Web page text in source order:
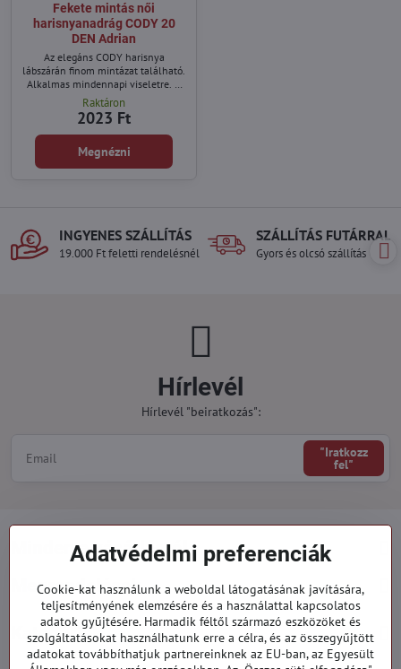
Fekete mintás női
harisnyanadrág CODY 20
DEN Adrian
Az elegáns CODY harisnya
lábszárán finom mintázat található.
Alkalmas mindennapi viseletre. A
harisnya pamut bélésű,
megerősített orrú és megerősítetlen
ülőrész.
Raktáron
2023 Ft
Megnézni
INGYENES SZÁLLÍTÁS
19.000 Ft feletti rendelésnél
SZÁLLÍTÁS FUTÁRRAL
Gyors és olcsó szállítás
Hírlevél
Hírlevél "beiratkozás":
"Iratkozz
fel"
Minden a vásárlásról
Megrendelések
Kategóriák
Adatvédelmi preferenciák
Cookie-kat használunk a weboldal látogatásának javítására,
teljesítményének elemzésére és a használattal kapcsolatos
adatok gyűjtésére. Harmadik féltől származó eszközöket és
szolgáltatásokat használhatunk erre a célra, és az összegyűjtött
adatokat továbbíthatjuk partnereinknek az EU-ban, az Egyesült